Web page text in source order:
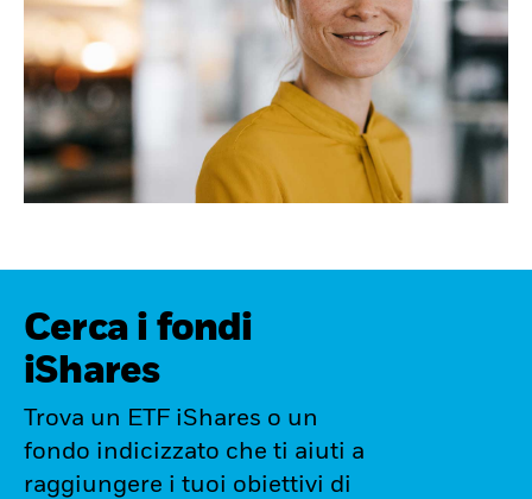
Cerca i fondi
iShares
Trova un ETF iShares o un
fondo indicizzato che ti aiuti a
raggiungere i tuoi obiettivi di